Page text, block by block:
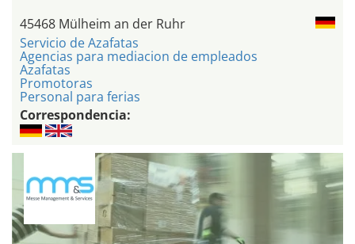
45468 Mülheim an der Ruhr
Servicio de Azafatas
Agencias para mediacion de empleados
Azafatas
Promotoras
Personal para ferias
Correspondencia: